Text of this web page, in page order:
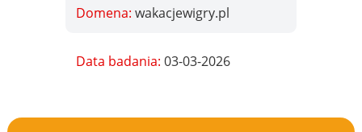
Domena:wakacjewigry.pl
Data badania:03-03-2026